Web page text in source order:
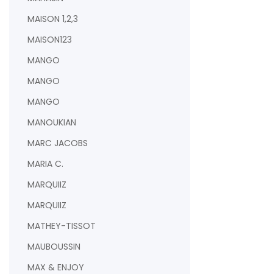
MAISON 1,2,3
MAISON123
MANGO
MANGO
MANGO
MANOUKIAN
MARC JACOBS
MARIA C.
MARQUIIZ
MARQUIIZ
MATHEY-TISSOT
MAUBOUSSIN
MAX & ENJOY